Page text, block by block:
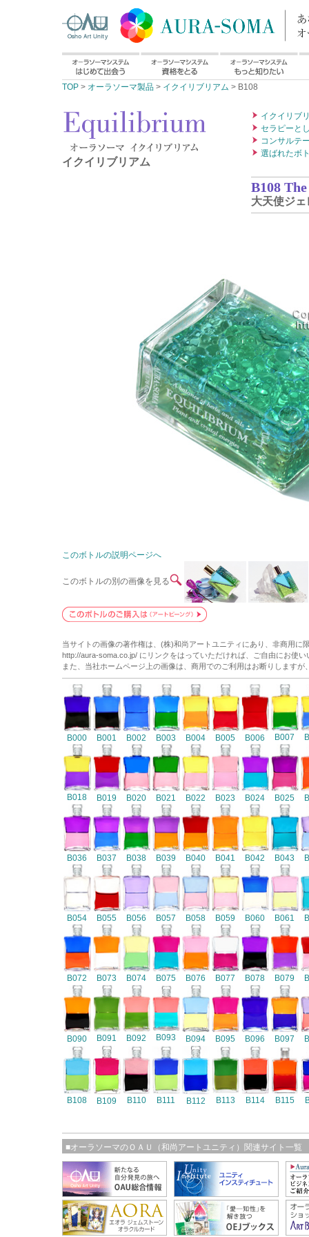
TOP > オーラソーマ製品 > イクイリブリアム > B108
イクイリブリアム
イクイリブ
セラピーと
コンサルテ
選ばれたボ
B108
大天使ジ
このボトルの説明ページへ
このボトルの別の画像を見る
当サイトの画像の著作権は、(株)和尚アートユニティにあり、非商用
http://aura-soma.co.jp/ にリンクをはっていただければ、ご自由にお使い
また、当社ホームページ上の画像は、商用でのご利用はお断りします
B000 B001 B002 B003 B004 B005 B006 B007
B018 B019 B020 B021 B022 B023 B024 B025
B036 B037 B038 B039 B040 B041 B042 B043
B054 B055 B056 B057 B058 B059 B060 B061
B072 B073 B074 B075 B076 B077 B078 B079
B090 B091 B092 B093 B094 B095 B096 B097
B108 B109 B110 B111 B112 B113 B114 B115
■オーラソーマのＯＡＵ（和尚アートユニティ）関連サイト一覧